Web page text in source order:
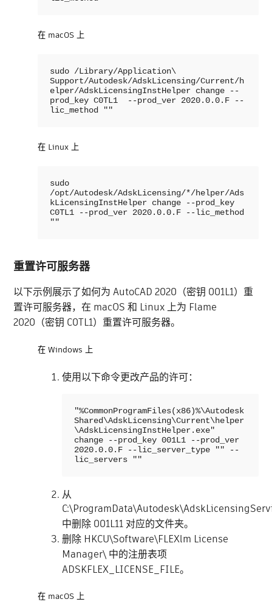
在 macOS 上
sudo /Library/Application\
Support/Autodesk/AdskLicensing/Current/h
elper/AdskLicensingInstHelper change --
prod_key C0TL1  --prod_ver 2020.0.0.F --
lic_method ""
在 Linux 上
sudo
/opt/Autodesk/AdskLicensing/*/helper/Ads
kLicensingInstHelper change --prod_key
C0TL1 --prod_ver 2020.0.0.F --lic_method
""
重置许可服务器
以下示例展示了如何为 AutoCAD 2020（密钥 001L1）重
置许可服务器，在 macOS 和 Linux 上为 Flame
2020（密钥 C0TL1）重置许可服务器。
在 Windows 上
使用以下命令更改产品的许可：
"%CommonProgramFiles(x86)%\Autodesk
Shared\AdskLicensing\Current\helper
\AdskLicensingInstHelper.exe"
change --prod_key 001L1 --prod_ver
2020.0.0.F --lic_server_type "" --
lic_servers ""
从
中删除 001L11 对应的文件夹。
删除 HKCU\Software\FLEXlm License
Manager\ 中的注册表项
ADSKFLEX_LICENSE_FILE。
在 macOS 上